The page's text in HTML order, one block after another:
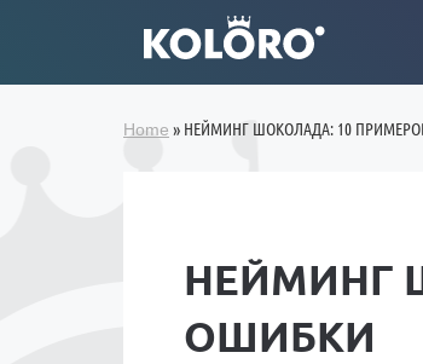
Home » НЕЙМИНГ ШОКОЛАДА: 10
НЕЙМИНГ
ОШИБКИ